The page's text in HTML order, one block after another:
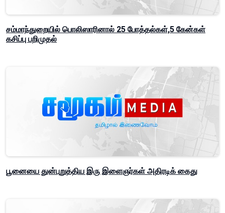
சம்மாந்துறையில் பொலிஸாரினால் 25 போத்தல்கள்,5 கேன்கள்
கசிப்பு பறிமுதல்
பூனையை துன்புறுத்திய இரு இளைஞர்கள் அதிரடிக் கைது